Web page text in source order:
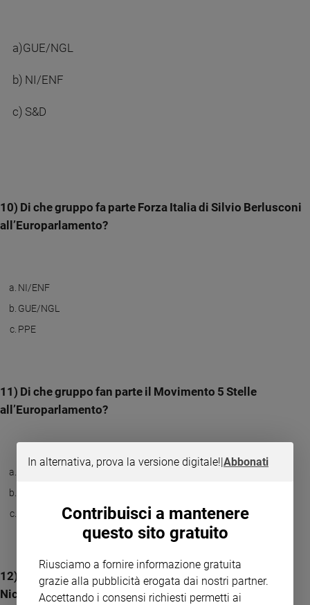
a)GUE/NGL
b) NI/ENF
c) S&D
10) Di che gruppo fa parte Forza Italia di Silvio Berlusconi
all’Europarlamento?
NI/ENF
GUE/NGL
PPE
11) Di che gruppo fan parte il Movimento 5 Stelle
all’Europarlamento?
12) Di che partito fa parte all’Europarlamento il Pd di
Nicola Zingaretti?
In alternativa, prova la versione digitale!|Abbonati
Contribuisci a mantenere
questo sito gratuito
Riusciamo a fornire informazione gratuita
grazie alla pubblicità erogata dai nostri partner.
Accettando i consensi richiesti permetti ai